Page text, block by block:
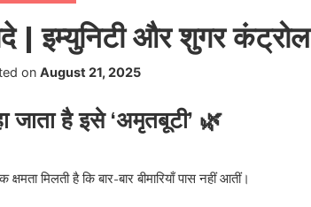
| इम्युनिटी और शुगर कंट्रोल
on August 21, 2025
जाता है इसे ‘अमृतबूटी’ 🌿
मिलती है कि बार-बार बीमारियाँ पास नहीं आतीं।